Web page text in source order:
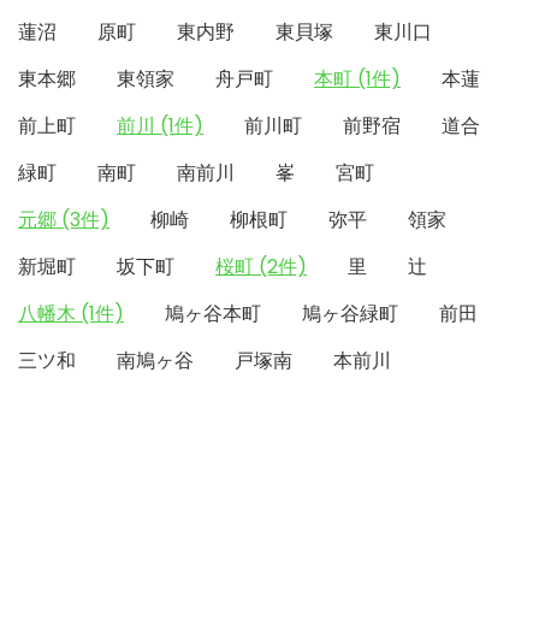
蓮沼
原町 東内野 東貝塚
東川口
東本郷
東領家 舟戸町 本町 (1件)
本蓮
前上町
前川 (1件) 前川町 前野宿
道合
緑町
南町 南前川 峯
宮町
元郷 (3件)
柳崎 柳根町 弥平
領家
新堀町
坂下町 桜町 (2件) 里
辻
八幡木 (1件)
鳩ヶ谷本町 鳩ヶ谷緑町
前田
三ツ和
南鳩ヶ谷 戸塚南 本前川